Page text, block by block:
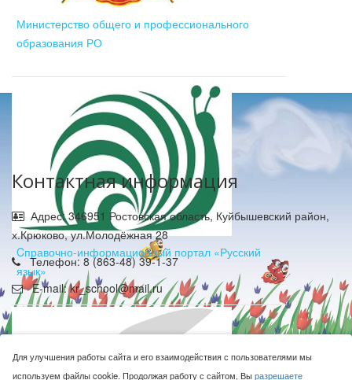
Министерство общего и профессионального
образования РО
Cправочно-информационный портал «Русский
язык»
Контактная информация
Адрес: 346951 Ростовская область, Куйбышевский район,
х.Крюково, ул.Молодёжная 28
Телефон: 8 (863-48) 39-1-37
E-mail: kr_school@mail.ru
Для улучшения работы сайта и его взаимодействия с пользователями мы
используем файлы cookie. Продолжая работу с сайтом, Выразрешаете